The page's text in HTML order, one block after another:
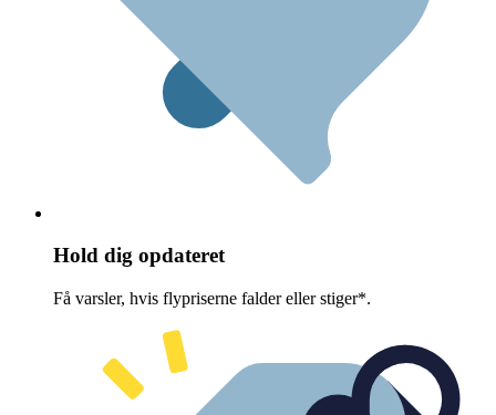
Hold dig opdateret
Få varsler, hvis flypriserne falder eller stiger*.